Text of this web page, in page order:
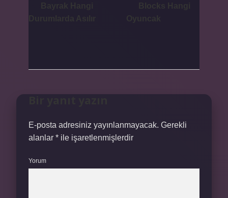
E-posta adresiniz yayınlanmayacak. Gerekli
alanlar * ile işaretlenmişlerdir
Yorum